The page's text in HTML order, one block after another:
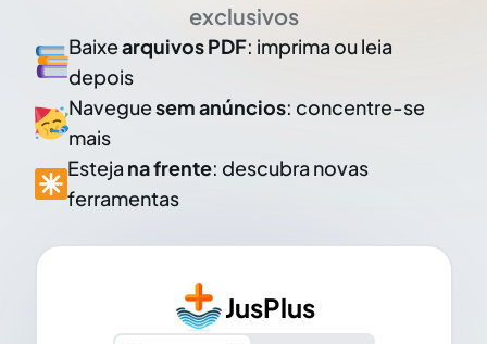
exclusivos
Baixearquivos PDF: imprima ou leia
depois
Naveguesem anúncios: concentre-se
mais
Esteja na frente: descubra novas
ferramentas
JusPlus